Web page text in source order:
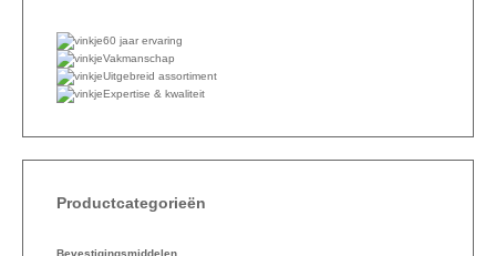
60 jaar ervaring
Vakmanschap
Uitgebreid assortiment
Expertise & kwaliteit
Productcategorieën
Bevestigingsmiddelen